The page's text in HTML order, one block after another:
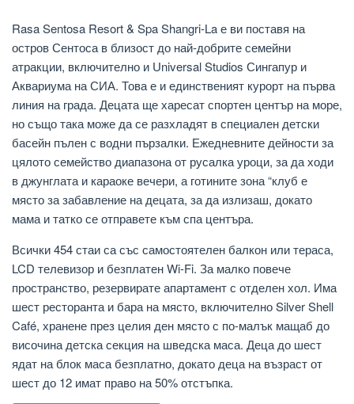
Rasa Sentosa Resort & Spa Shangri-La е ви поставя на
остров Сентоса в близост до най-добрите семейни
атракции, включително и Universal Studios Сингапур и
Аквариума на СИА. Това е и единственият курорт на първа
линия на града. Децата ще харесат спортен център на море,
но също така може да се разхладят в специален детски
басейн пълен с водни пързалки. Ежедневните дейности за
цялото семейство диапазона от русалка уроци, за да ходи
в джунглата и караоке вечери, а готините зона “клуб е
място за забавление на децата, за да излизаш, докато
мама и татко се отправете към спа центъра.
Всички 454 стаи са със самостоятелен балкон или тераса,
LCD телевизор и безплатен Wi-Fi. За малко повече
пространство, резервирате апартамент с отделен хол. Има
шест ресторанта и бара на място, включително Silver Shell
Café, хранене през целия ден място с по-малък мащаб до
височина детска секция на шведска маса. Деца до шест
ядат на блок маса безплатно, докато деца на възраст от
шест до 12 имат право на 50% отстъпка.